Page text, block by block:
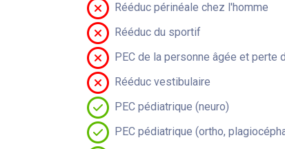
Rééduc périnéale chez l'homme
Rééduc du sportif
PEC de la personne âgée et perte
Rééduc vestibulaire
PEC pédiatrique (neuro)
PEC pédiatrique (ortho,